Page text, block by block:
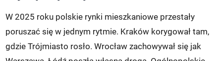
W 2025 roku polskie rynki mieszkaniowe przestały
poruszać się w jednym rytmie. Kraków korygował tam,
gdzie Trójmiasto rosło. Wrocław zachowywał się jak